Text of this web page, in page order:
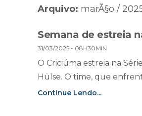
Arquivo: marÃ§o /
Semana de estreia
31/03/2025 - 08H30MIN
O Criciúma estreia na
Hülse. O time, que
Continue Lendo...